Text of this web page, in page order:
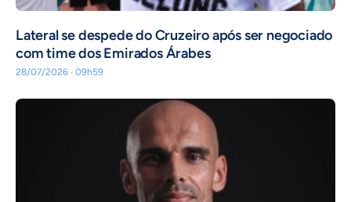
Lateral se despede do Cruzeiro após ser negociado
com time dos Emirados Árabes
28/07/2026 · 09h59